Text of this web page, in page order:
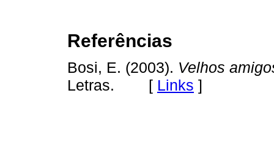
Referências
Bosi, E. (2003). Velhos
Letras. [ Links ]